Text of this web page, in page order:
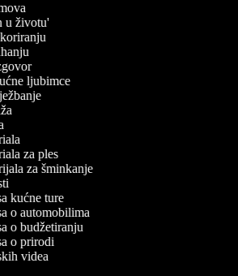
u životu'
ljubimce
za ples
za šminkanje
kućne ture
o automobilima
o budžetiranju
o prirodi
videa